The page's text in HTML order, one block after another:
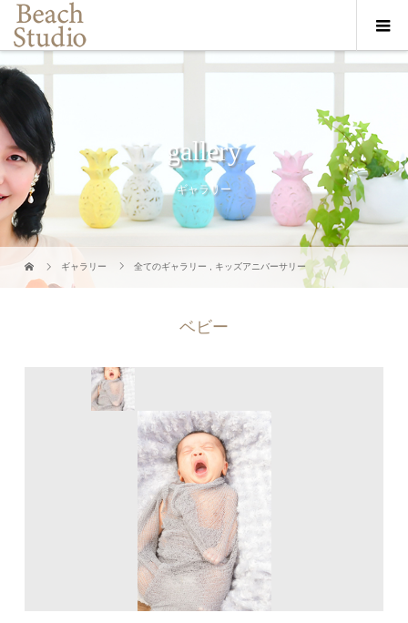
gallery
ギャラリー
ギャラリー 全てのギャラリー キッズアニバーサリー
ベビー